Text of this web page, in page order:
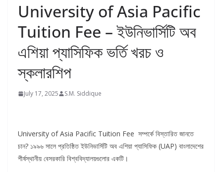
University of Asia Pacific
Tuition Fee – ইউনিভার্সিটি অব
এশিয়া প্যাসিফিক ভর্তি খরচ ও
স্কলারশিপ
July 17, 2025 S.M. Siddique
University of Asia Pacific Tuition Fee সম্পর্কে বিস্তারিত জানতে
চান? ১৯৯৬ সালে প্রতিষ্ঠিত ইউনিভার্সিটি অব এশিয়া প্যাসিফিক (UAP) বাংলাদেশের
শীর্ষস্থানীয় বেসরকারি বিশ্ববিদ্যালয়গুলোর একটি।